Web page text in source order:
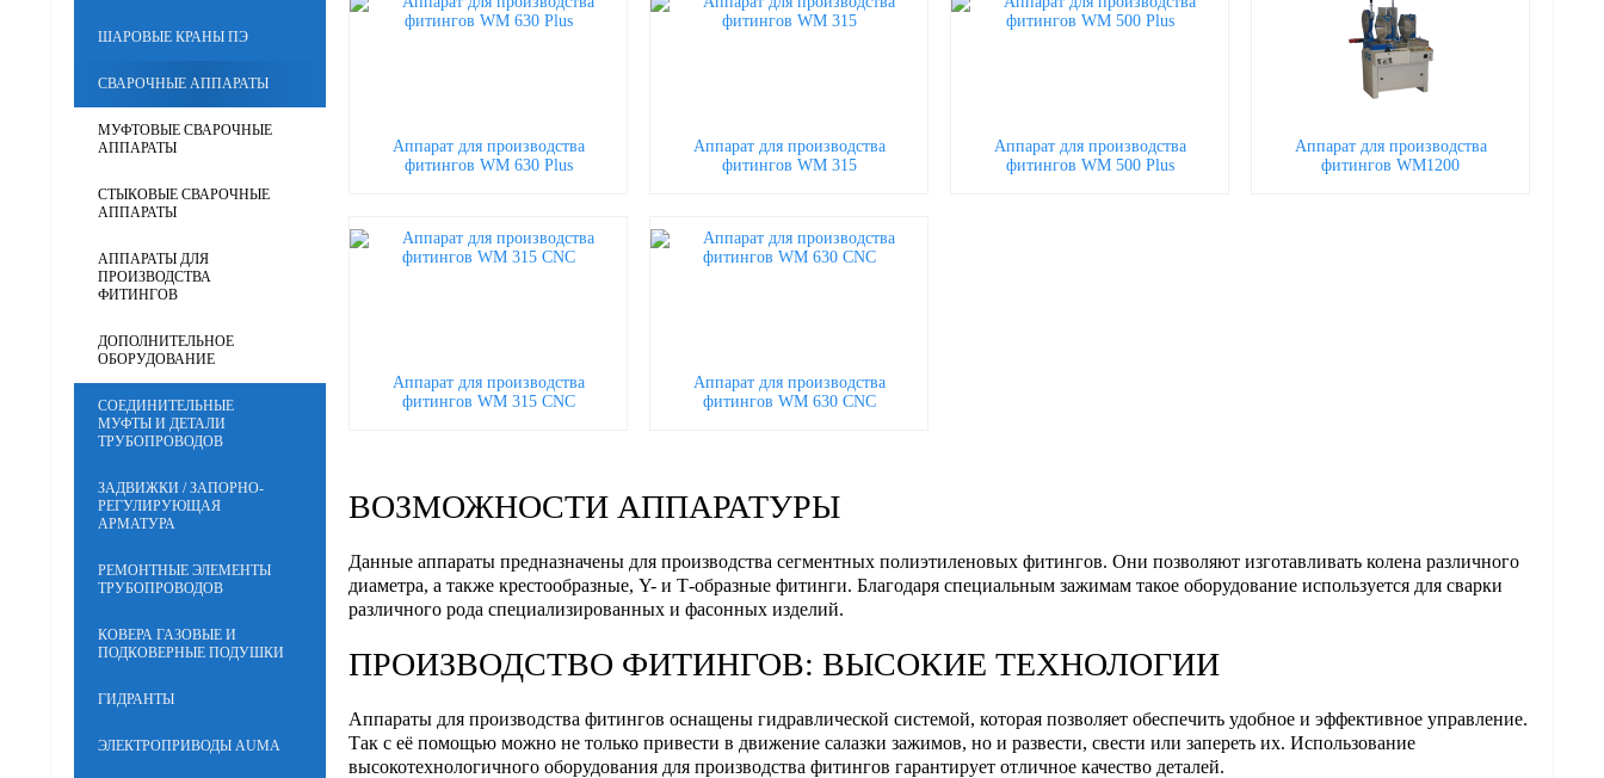
ШАРОВЫЕ КРАНЫ ПЭ
СВАРОЧНЫЕ АППАРАТЫ
МУФТОВЫЕ СВАРОЧНЫЕ
АППАРАТЫ
СТЫКОВЫЕ СВАРОЧНЫЕ
АППАРАТЫ
АППАРАТЫ ДЛЯ
ПРОИЗВОДСТВА
ФИТИНГОВ
ДОПОЛНИТЕЛЬНОЕ
ОБОРУДОВАНИЕ
СОЕДИНИТЕЛЬНЫЕ
МУФТЫ И ДЕТАЛИ
ТРУБОПРОВОДОВ
ЗАДВИЖКИ / ЗАПОРНО-
РЕГУЛИРУЮЩАЯ
АРМАТУРА
РЕМОНТНЫЕ ЭЛЕМЕНТЫ
ТРУБОПРОВОДОВ
КОВЕРА ГАЗОВЫЕ И
ПОДКОВЕРНЫЕ ПОДУШКИ
ГИДРАНТЫ
ЭЛЕКТРОПРИВОДЫ AUMA
Аппарат для производства
фитингов WM 630 Plus
Аппарат для производства
фитингов WM 315
Аппарат для производства
фитингов WM 500 Plus
Аппарат для производства
фитингов WM1200
Аппарат для производства
фитингов WM 315 CNC
Аппарат для производства
фитингов WM 630 CNC
ВОЗМОЖНОСТИ АППАРАТУРЫ
Данные аппараты предназначены для производства сегментных полиэтиленовых фитингов. Они позволяют изготавливать колена различного
диаметра, а также крестообразные, Y- и Т-образные фитинги. Благодаря специальным зажимам такое оборудование используется для сварки
различного рода специализированных и фасонных изделий.
ПРОИЗВОДСТВО ФИТИНГОВ: ВЫСОКИЕ ТЕХНОЛОГИИ
Аппараты для производства фитингов оснащены гидравлической системой, которая позволяет обеспечить удобное и эффективное управление.
Так с её помощью можно не только привести в движение салазки зажимов, но и развести, свести или запереть их. Использование
высокотехнологичного оборудования для производства фитингов гарантирует отличное качество деталей.